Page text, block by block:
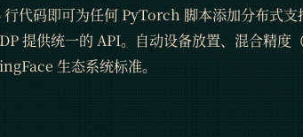
代码即可为任何 PyTorch 脚本添加分布式支
提供统一的 API。自动设备放置、混合精度
生态系统标准。